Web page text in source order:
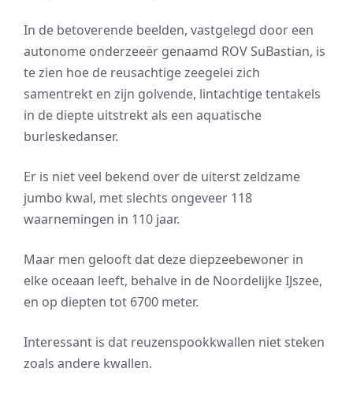
In de betoverende beelden, vastgelegd door een
autonome onderzeeër genaamd ROV SuBastian, is
te zien hoe de reusachtige zeegelei zich
samentrekt en zijn golvende, lintachtige tentakels
in de diepte uitstrekt als een aquatische
burleskedanser.
Er is niet veel bekend over de uiterst zeldzame
jumbo kwal, met slechts ongeveer 118
waarnemingen in 110 jaar.
Maar men gelooft dat deze diepzeebewoner in
elke oceaan leeft, behalve in de Noordelijke IJszee,
en op diepten tot 6700 meter.
Interessant is dat reuzenspookkwallen niet steken
zoals andere kwallen.